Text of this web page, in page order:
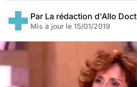
Par La rédaction d'Allo
Mis à jour le 15/01/2019